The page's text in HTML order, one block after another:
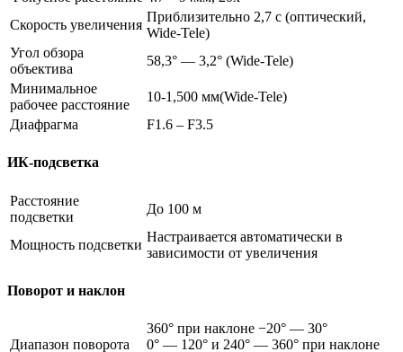
Скорость увеличения
Приблизительно 2,7 с (оптический,
Wide-Tele)
Угол обзора
объектива
58,3° — 3,2° (Wide-Tele)
Минимальное
рабочее расстояние
10-1,500 мм(Wide-Tele)
Диафрагма
F1.6 – F3.5
ИК-подсветка
Расстояние
подсветки
До 100 м
Мощность подсветки
Настраивается автоматически в
зависимости от увеличения
Поворот и наклон
Диапазон поворота
360° при наклоне −20° — 30°
0° — 120° и 240° — 360° при наклоне